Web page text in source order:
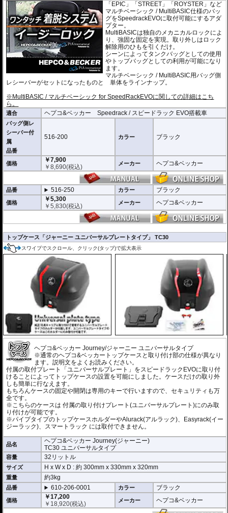
「EPIC」「STREET」「ROYSTER」など
マルチベーシック / MultiBASIC仕様のバッ
グをSpeedrackEVOに取付可能にするアダ
プター。
MultiBASICは独自のメカニカルロックによ
り、強固な固定を実現。取り外しはロック
解除用のひもを引くだけ。
シーンによってタンクバッグとしての使用
やトップバッグとしての利用が可能になり
ます。
マルチベーシック / MultiBASIC用バッグ側
レシーバーがセットになったものと 単体をラインナップ。
※MultiBASIC / マルチベーシック for SpeedRackEVOに関しての詳細はこち
ら。
適合 ヘプコ&ベッカー Speedrack / スピードラック EVO搭載車
バッグ側レ
シーバー付
属
品番
516-200 カラー ブラック
価格
￥7,900
￥8,690(税込) メーカー ヘプコ&ベッカー
品番 516-250 カラー ブラック
価格
￥5,300
￥5,830(税込) メーカー ヘプコ&ベッカー
トップケース「ジャーニー ユニバーサルプレートタイプ」 TC30
スワイプでスクロール、クリック(タップ)で拡大表示
ヘプコ&ベッカー Journey/ジャーニー ユニバーサルタイプ
※通常のヘプコ&ベッカートップケースと取り付け部の仕様が異なり
ます。説明文をよくお読みください。
付属の取付プレート「ユニバーサルプレート」をスピードラックEVOに取り付
けることによってトップケースの設置を可能にしました。ケースだけの取り外
しも簡単に行なえます。
もちろんケースの固定や開閉は専用のキーで行いますので、セキュリティも万
全です。
※こちらのケースは 付属の取り付けプレート(ユニバーサルプレート)にのみ取
り付けが可能です。
※パイプタイプのトップケースホルダーやAlurack(アルラック)、Easyrack(イー
ジーラック)、スマートラック には取付できません。
品名
ヘプコ&ベッカー Journey(ジャーニー)
TC30 ユニバーサルタイプ
容量 32リットル
サイズ H x W x D : 約300mm x330mm x320mm
重量 約3kg
品番 610-206-0001 カラー ブラック
価格
￥17,200
￥ 18,920(税込) メーカー ヘプコ&ベッカー